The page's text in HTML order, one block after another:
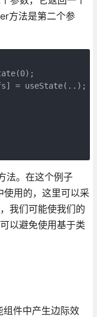
方法是第二个参
= useState(..);
法。在这个例子
用的，这里可以采
我们可能使我们的
以避免使用基于类
件中产生边际效